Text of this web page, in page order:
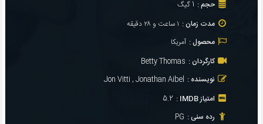
حجم : 1 گیگ
مدت زمان : ۱ ساعت و ۲۸ دقیقه
محصول : آمریکا
کارگردان : Betty Thomas
نویسنده : Jon Vitti , Jonathan Aibel
امتیاز IMDB :
5.2
رده سنی : PG